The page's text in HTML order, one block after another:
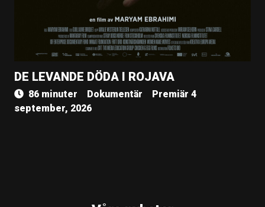
DE LEVANDE DÖDA I ROJAVA
86 minuter Dokumentär
Premiär 4
september, 2026